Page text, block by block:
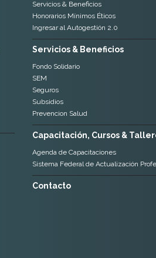
Servicios & Beneficios
Honorarios Mínimos Éticos
Ingresar al Autogestión 2.0
Servicios & Beneficios
Fondo Solidario
SEM
Seguros
Subsidios
Prevencion Salud
Capacitación, Cursos &
Agenda de Capacitaciones
Sistema Federal de Actualización
Contacto